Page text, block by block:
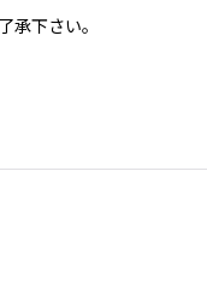
承下さい。